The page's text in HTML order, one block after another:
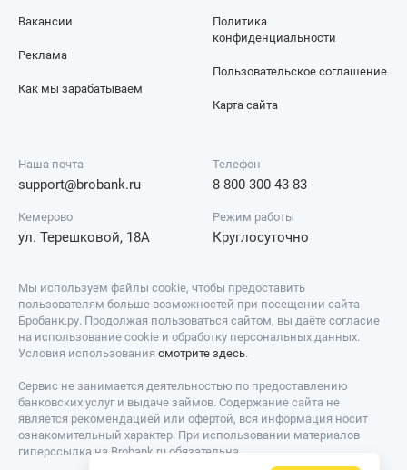
Вакансии
Реклама
Как мы зарабатываем
Политика
конфиденциальности
Пользовательское соглашение
Карта сайта
Наша почта
support@brobank.ru
Телефон
8 800 300 43 83
Кемерово
ул. Терешковой, 18А
Режим работы
Круглосуточно
Мы используем файлы cookie, чтобы предоставить
пользователям больше возможностей при посещении сайта
Бробанк.ру. Продолжая пользоваться сайтом, вы даёте согласие
на использование cookie и обработку персональных данных.
Условия использования смотрите здесь.
Сервис не занимается деятельностью по предоставлению
банковских услуг и выдаче займов. Содержание сайта не
является рекомендацией или офертой, вся информация носит
ознакомительный характер. При использовании материалов
гиперссылка на Brobank.ru обязательна.